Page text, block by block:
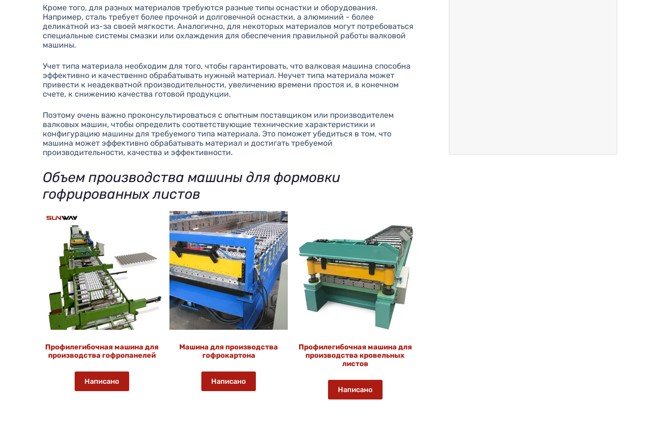
Кроме того, для разных материалов требуются разные типы оснастки и оборудования.
Например, сталь требует более прочной и долговечной оснастки, а алюминий - более
деликатной из-за своей мягкости. Аналогично, для некоторых материалов могут потребоваться
специальные системы смазки или охлаждения для обеспечения правильной работы валковой
машины.
Учет типа материала необходим для того, чтобы гарантировать, что валковая машина способна
эффективно и качественно обрабатывать нужный материал. Неучет типа материала может
привести к неадекватной производительности, увеличению времени простоя и, в конечном
счете, к снижению качества готовой продукции.
Поэтому очень важно проконсультироваться с опытным поставщиком или производителем
валковых машин, чтобы определить соответствующие технические характеристики и
конфигурацию машины для требуемого типа материала. Это поможет убедиться в том, что
машина может эффективно обрабатывать материал и достигать требуемой
производительности, качества и эффективности.
Объем производства машины для формовки
гофрированных листов
Профилегибочная машина для
производства гофропанелей
Написано
Машина для производства
гофрокартона
Написано
Профилегибочная машина для
производства кровельных
листов
Написано